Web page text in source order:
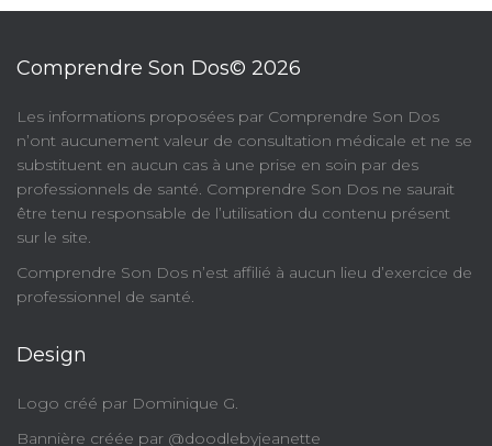
Comprendre Son Dos© 2026
​Les informations proposées par Comprendre Son Dos
n’ont aucunement valeur de consultation médicale et ne se
substituent en aucun cas à une prise en soin par des
professionnels de santé. Comprendre Son Dos ne saurait
être tenu responsable de l’utilisation du contenu présent
sur le site.
Comprendre Son Dos n’est affilié à aucun lieu d’exercice de
professionnel de santé.
Design
Logo créé par Dominique G.
Bannière créée par @doodlebyjeanette